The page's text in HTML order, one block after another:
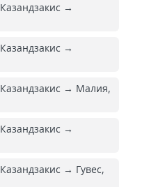
→
→
→ Малия,
→
→ Гувес,